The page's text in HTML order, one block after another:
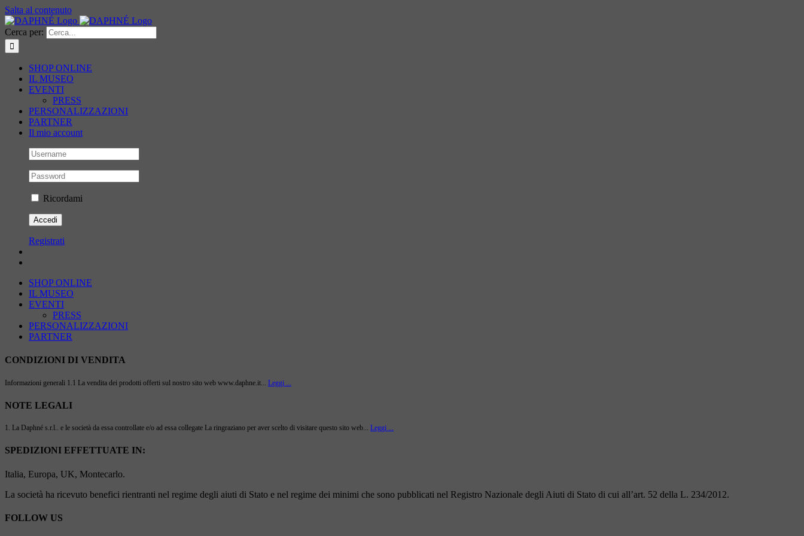
Salta al contenuto
Cerca per:
SHOP ONLINE
IL MUSEO
EVENTI
PRESS
PERSONALIZZAZIONI
PARTNER
Il mio account
Ricordami
Registrati
SHOP ONLINE
IL MUSEO
EVENTI
PRESS
PERSONALIZZAZIONI
PARTNER
CONDIZIONI DI VENDITA
Informazioni generali 1.1 La vendita dei prodotti offerti sul nostro sito web www.daphne.it... Leggi ...
NOTE LEGALI
1. La Daphné s.r.l.. e le società da essa controllate e/o ad essa collegate La ringraziano per aver scelto di visitare questo sito web... Leggi ...
SPEDIZIONI EFFETTUATE IN:
Italia, Europa, UK, Montecarlo.
La società ha ricevuto benefici rientranti nel regime degli aiuti di Stato e nel regime dei minimi che sono pubblicati nel Registro Nazionale degli Aiuti di Stato di cui all’art. 52 della L. 234/2012.
FOLLOW US